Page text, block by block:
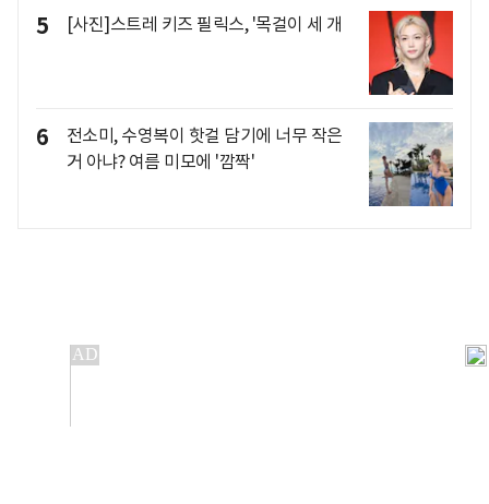
5 [사진]스트레 키즈 필릭스, '목걸이 세 개
6
전소미, 수영복이 핫걸 담기에 너무 작은
거 아냐? 여름 미모에 '깜짝'